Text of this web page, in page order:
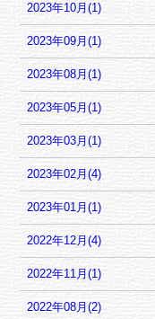
2023年10月(1)
2023年09月(1)
2023年08月(1)
2023年05月(1)
2023年03月(1)
2023年02月(4)
2023年01月(1)
2022年12月(4)
2022年11月(1)
2022年08月(2)